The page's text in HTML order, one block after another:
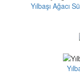
Yılbaşı Ağacı